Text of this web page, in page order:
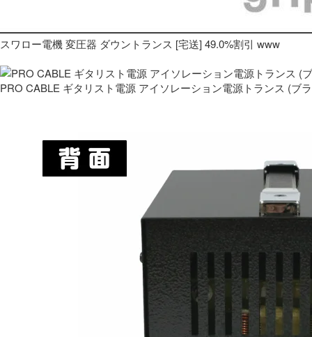
スワロー電機 変圧器 ダウントランス [宅送] 49.0%割引 www
PRO CABLE ギタリスト電源 アイソレーション電源トランス (ブ